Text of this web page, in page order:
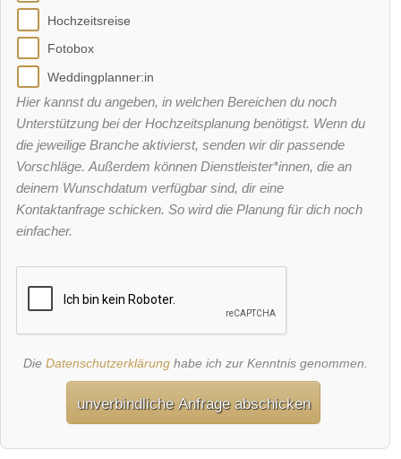
Hochzeitsreise
Fotobox
Weddingplanner:in
Hier kannst du angeben, in welchen Bereichen du noch
Unterstützung bei der Hochzeitsplanung benötigst. Wenn du
die jeweilige Branche aktivierst, senden wir dir passende
Vorschläge. Außerdem können Dienstleister*innen, die an
deinem Wunschdatum verfügbar sind, dir eine
Kontaktanfrage schicken. So wird die Planung für dich noch
einfacher.
Die Datenschutzerklärunghabe ich zur Kenntnis genommen.
unverbindliche Anfrage abschicken